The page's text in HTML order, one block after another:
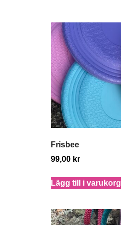
Frisbee
99,00 kr
Lägg till i varukorg